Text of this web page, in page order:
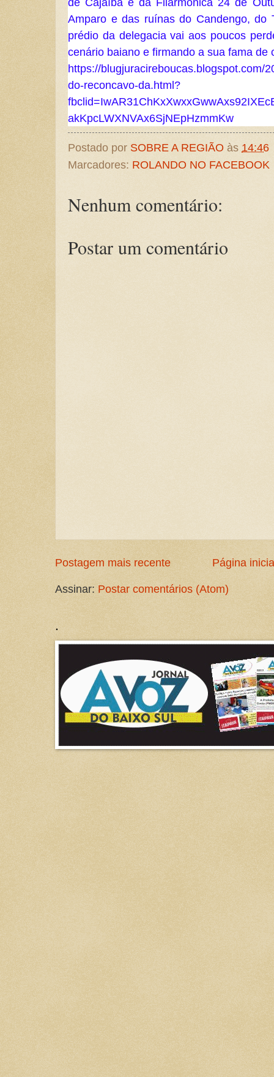
Amparo e das ruínas do Candengo, do
prédio da delegacia vai aos poucos
cenário baiano e firmando a sua fama
https://blugjuracireboucas.blogspot.com/
do-reconcavo-da.html?
akKpcLWXNVAx6SjNEpHzmmKw
Postado por SOBRE A REGIÃO às 14:46
Marcadores: ROLANDO NO FACEBOOK
Nenhum comentário:
Postar um comentário
Postagem mais recente Página
Assinar: Postar comentários (Atom)
.